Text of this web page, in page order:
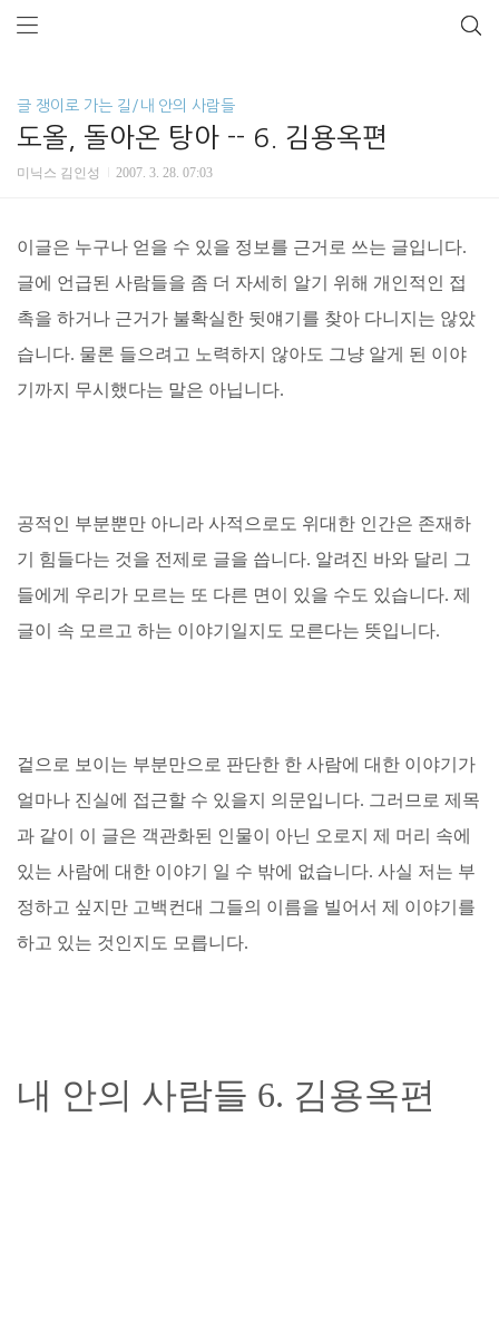
글 쟁이로 가는 길/내 안의 사람들
도올, 돌아온 탕아 -- 6. 김용옥편
미닉스 김인성 2007. 3. 28. 07:03
이글은 누구나 얻을 수 있을 정보를 근거로 쓰는 글입니다.
글에 언급된 사람들을 좀 더 자세히 알기 위해 개인적인 접
촉을 하거나 근거가 불확실한 뒷얘기를 찾아 다니지는 않았
습니다. 물론 들으려고 노력하지 않아도 그냥 알게 된 이야
기까지 무시했다는 말은 아닙니다.
공적인 부분뿐만 아니라 사적으로도 위대한 인간은 존재하
기 힘들다는 것을 전제로 글을 씁니다. 알려진 바와 달리 그
들에게 우리가 모르는 또 다른 면이 있을 수도 있습니다. 제
글이 속 모르고 하는 이야기일지도 모른다는 뜻입니다.
겉으로 보이는 부분만으로 판단한 한 사람에 대한 이야기가
얼마나 진실에 접근할 수 있을지 의문입니다. 그러므로 제목
과 같이 이 글은 객관화된 인물이 아닌 오로지 제 머리 속에
있는 사람에 대한 이야기 일 수 밖에 없습니다. 사실 저는 부
정하고 싶지만 고백컨대 그들의 이름을 빌어서 제 이야기를
하고 있는 것인지도 모릅니다.
내 안의 사람들 6. 김용옥편